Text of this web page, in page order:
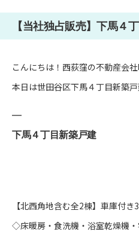
【当社独占販売】下馬４
こんにちは！西荻窪の不動産会社
本日は世田谷区下馬４丁目新築
下馬４丁目新築戸建
【北西角地含む全2棟】車庫付
◇床暖房・食洗機・浴室乾燥機